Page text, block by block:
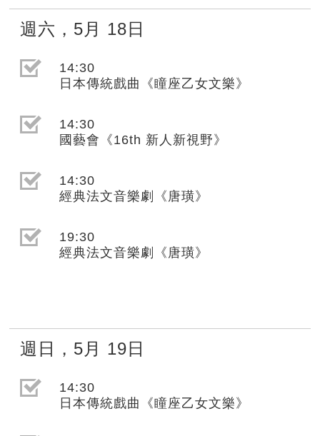
週六 ， 5月 18日
選取節目(未勾選)
14:30
日本傳統戲曲《瞳座乙女文樂》
選取節目(未勾選)
14:30
國藝會《16th 新人新視野》
選取節目(未勾選)
14:30
經典法文音樂劇《唐璜》
選取節目(未勾選)
19:30
經典法文音樂劇《唐璜》
週日 ， 5月 19日
選取節目(未勾選)
14:30
日本傳統戲曲《瞳座乙女文樂》